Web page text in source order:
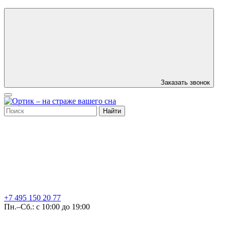
Заказать звонок
Найти
+7 495 150 20 77
Пн.–Сб.: с 10:00 до 19:00